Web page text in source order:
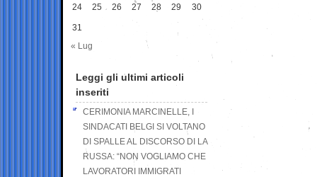
24 25 26 27 28 29 30
31
« Lug
Leggi gli ultimi articoli
inseriti
CERIMONIA MARCINELLE, I
SINDACATI BELGI SI VOLTANO
DI SPALLE AL DISCORSO DI LA
RUSSA: “NON VOGLIAMO CHE
LAVORATORI IMMIGRATI